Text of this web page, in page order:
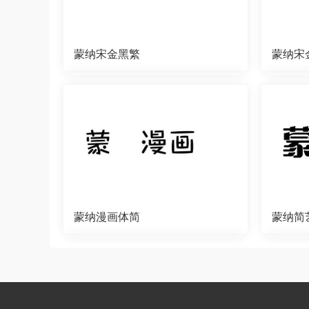
蒙纳宋金黑繁 蒙纳宋
蒙纳漫画体简 蒙纳简